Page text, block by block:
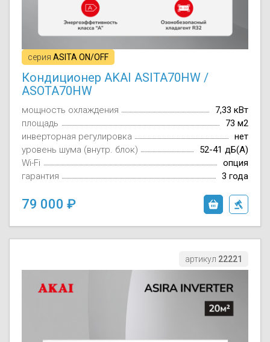
серия ASITA ON/OFF
Кондиционер AKAI ASITA70HW /
ASOTA70HW
мощность охлаждения
7,33 кВт
площадь
73 м2
инверторная регулировка
нет
уровень шума (внутр. блок)
52-41 дБ(А)
Wi-Fi
опция
гарантия
3 года
79 000
артикул 22221